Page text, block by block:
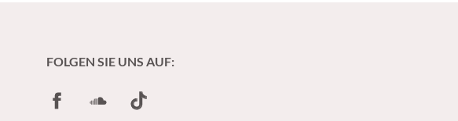
FOLGEN SIE UNS AUF:
FacebookSoundCloud
TikTok